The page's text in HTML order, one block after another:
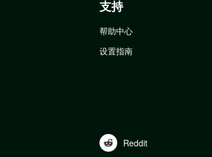
支持
帮助中心
设置指南
Reddit